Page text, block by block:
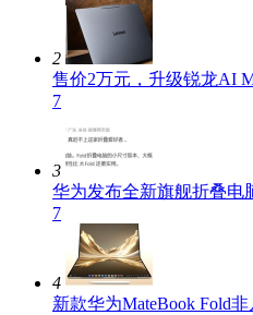
2
售价2万元，升级锐龙AI
7
3
华为发布全新旗舰折叠电
7
4
新款华为MateBook Fold